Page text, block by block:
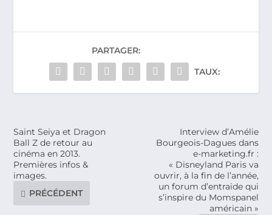
PARTAGER:
TAUX:
Saint Seiya et Dragon
Ball Z de retour au
cinéma en 2013.
Premières infos &
images.
PRÉCÉDENT
Interview d’Amélie
Bourgeois-Dagues dans
e-marketing.fr :
« Disneyland Paris va
ouvrir, à la fin de l’année,
un forum d’entraide qui
s’inspire du Momspanel
américain »